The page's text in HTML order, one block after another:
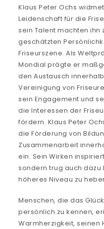
Klaus Peter Ochs
Leidenschaft für die
sein Talent machten
geschätzten
Friseurszene. Als
Mondial prägte er
den Austausch
Vereinigung von
sein Engagement und
die Interessen der
fördern. Klaus Peter
die Förderung von
Zusammenarbeit
ein. Sein Wirken
sondern trug auch dazu
höheres Niveau zu
Menschen, die das
persönlich zu kennen,
Warmherzigkeit, seinen